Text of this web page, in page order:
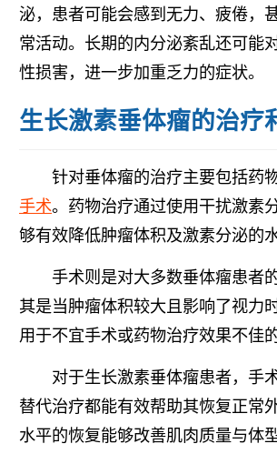
泌，患者可能会感到无力、疲倦，
常活动。长期的内分泌紊乱还可能
性损害，进一步加重乏力的症状。
生长激素垂体瘤的治疗
针对垂体瘤的治疗主要包括药
手术。药物治疗通过使用干扰激素
够有效降低肿瘤体积及激素分泌的水
手术则是对大多数垂体瘤患者
其是当肿瘤体积较大且影响了视力
用于不宜手术或药物治疗效果不佳
对于生长激素垂体瘤患者，手
替代治疗都能有效帮助其恢复正常
水平的恢复能够改善肌肉质量与体